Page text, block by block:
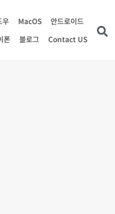
우 MacOS
안드로이드
폰
블로그 Contact US